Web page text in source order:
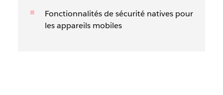
Fonctionnalités de sécurité natives pour
les appareils mobiles